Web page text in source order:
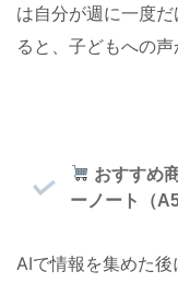
は自分が週に一度
ると、子どもへの
おすすめ
ーノート（
AIで情報を集めた